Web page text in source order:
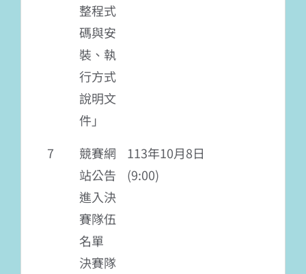
整程式
碼與安
裝、執
行方式
說明文
件」
7
競賽網
站公告
進入決
賽隊伍
名單
決賽隊
113年10月8日
(9:00)